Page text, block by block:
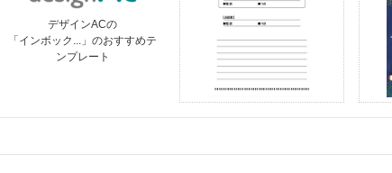
デザインACの
「インボック...」のおすすめテ
ンプレート